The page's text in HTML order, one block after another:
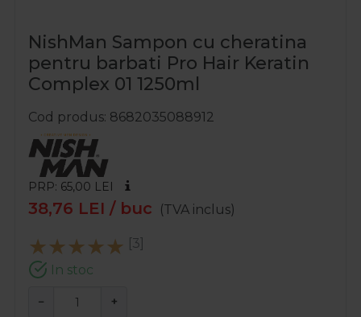
NishMan Sampon cu cheratina
pentru barbati Pro Hair Keratin
Complex 01 1250ml
Cod produs 8682035088912
PRP: 65,00 LEI
38,76 LEI / buc (TVA inclus)
[3]
In stoc
− +